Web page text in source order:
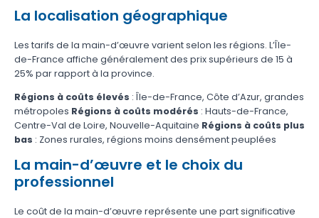
La localisation géographique
Les tarifs de la main-d’œuvre varient selon les régions. L’Île-
de-France affiche généralement des prix supérieurs de 15 à
25% par rapport à la province.
Régions à coûts élevés : Île-de-France, Côte d’Azur, grandes
métropoles Régions à coûts modérés : Hauts-de-France,
Centre-Val de Loire, Nouvelle-Aquitaine Régions à coûts plus
bas : Zones rurales, régions moins densément peuplées
La main-d’œuvre et le choix du
professionnel
Le coût de la main-d’œuvre représente une part significative